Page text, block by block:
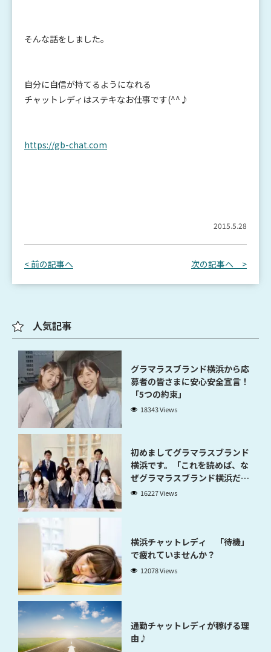
そんな話をしました。
自分に自信が持てるようになれる
チャットレディはステキなお仕事です(^^♪
https://gb-chat.com
2015.5.28
< 前の記事へ 次の記事へ >
人気記事
グラマラスブランド横浜から応
募者の皆さまに安心安全宣言！
「5つの約束」
18343 Views
初めましてグラマラスブランド
横浜です。「これを読めば、な
ぜグラマラスブランド横浜だと
稼げるのかが分かります」
16227 Views
横浜チャットレディ 「待機」
で疲れていませんか？
12078 Views
通勤チャットレディが稼げる理
由♪